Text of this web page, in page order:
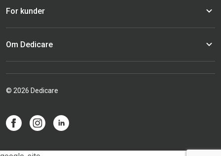
For kunder
Om Dedicare
© 2026 Dedicare